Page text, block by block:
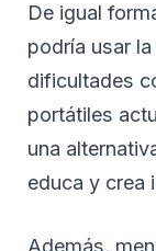
De igual
podría usar
dificultades
portátiles
una
educa y crea
Además,